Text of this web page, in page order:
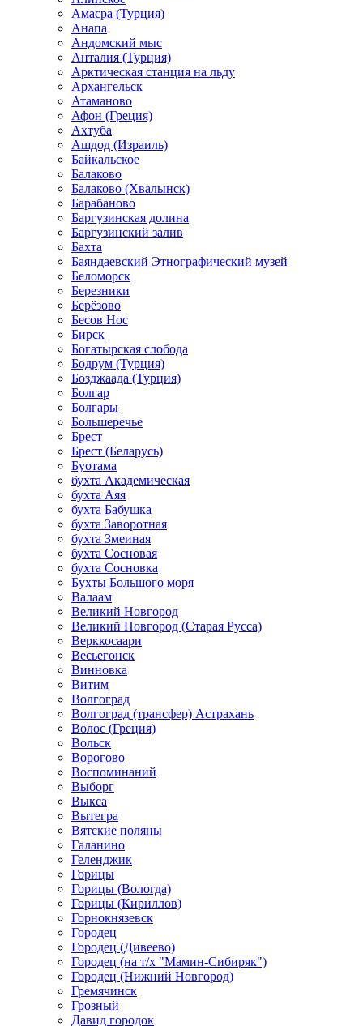
Амасра (Турция)
Анапа
Андомский мыс
Анталия (Турция)
Арктическая станция на льду
Архангельск
Атаманово
Афон (Греция)
Ахтуба
Ашдод (Израиль)
Байкальское
Балаково
Балаково (Хвалынск)
Барабаново
Баргузинская долина
Баргузинский залив
Бахта
Баяндаевский Этнографический музей
Беломорск
Березники
Берёзово
Бесов Нос
Бирск
Богатырская слобода
Бодрум (Турция)
Бозджаада (Турция)
Болгар
Болгары
Большеречье
Брест
Брест (Беларусь)
Буотама
бухта Академическая
бухта Аяя
бухта Бабушка
бухта Заворотная
бухта Змеиная
бухта Сосновая
бухта Сосновка
Бухты Большого моря
Валаам
Великий Новгород
Великий Новгород (Старая Русса)
Верккосаари
Весьегонск
Винновка
Витим
Волгоград
Волгоград (трансфер) Астрахань
Волос (Греция)
Вольск
Ворогово
Воспоминаний
Выборг
Выкса
Вытегра
Вятские поляны
Галанино
Геленджик
Горицы
Горицы (Вологда)
Горицы (Кириллов)
Горнокнязевск
Городец
Городец (Дивеево)
Городец (на т/х "Мамин-Сибиряк")
Городец (Нижний Новгород)
Гремячинск
Грозный
Давид городок